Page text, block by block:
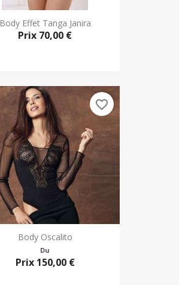
Body Effet Tanga Janira
Prix 70,00 €
Body Oscalito
Du
Prix 150,00 €
favorite_border